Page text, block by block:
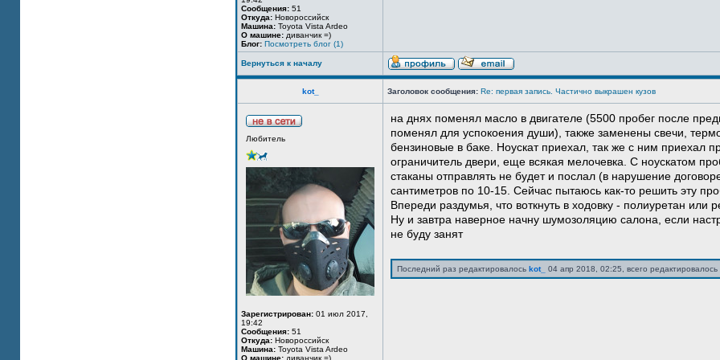
Сообщения: 51
Откуда: Новороссийск
Машина: Toyota Vista Ardeo
О машине: диванчик =)
Блог: Посмотреть блог (1)
Вернуться к началу
kot_ Заголовок сообщения: Re: первая запись. Частично выкрашен кузов
Любитель
Зарегистрирован: 01 июл 2017,
19:42
Сообщения: 51
Откуда: Новороссийск
Машина: Toyota Vista Ardeo
О машине: диванчик =)
на днях поменял масло в двигателе (5500 пробег после
поменял для успокоения души), также заменены свечи,
бензиновые в баке. Ноускат приехал, так же с ним приехал
ограничитель двери, еще всякая мелочевка. С ноускатом
стаканы отправлять не будет и послал (в нарушение
сантиметров по 10-15. Сейчас пытаюсь как-то решить эту
Впереди раздумья, что воткнуть в ходовку - полиуретан или
Ну и завтра наверное начну шумозоляцию салона, если
не буду занят
Последний раз редактировалось kot_ 04 апр 2018, 02:25, всего редактировалось